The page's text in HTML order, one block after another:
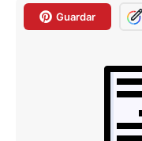
Guardar